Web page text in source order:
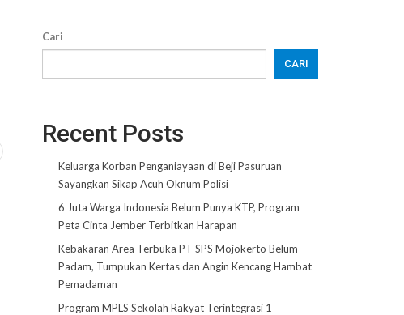
Cari
CARI
Recent Posts
Keluarga Korban Penganiayaan di Beji Pasuruan
Sayangkan Sikap Acuh Oknum Polisi
6 Juta Warga Indonesia Belum Punya KTP, Program
Peta Cinta Jember Terbitkan Harapan
Kebakaran Area Terbuka PT SPS Mojokerto Belum
Padam, Tumpukan Kertas dan Angin Kencang Hambat
Pemadaman
Program MPLS Sekolah Rakyat Terintegrasi 1